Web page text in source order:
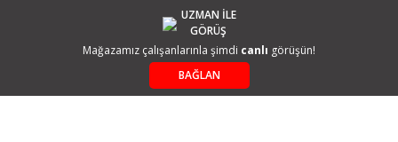
UZMAN İLE
GÖRÜŞ
Mağazamız çalışanlarınla şimdi canlı görüşün!
BAĞLAN